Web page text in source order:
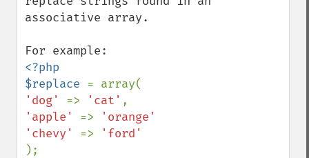
associative array.
<?php
$replace
'dog' => 'cat'
'apple' =>
'orange'
'chevy' =>
);